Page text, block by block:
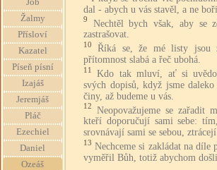
Jób
Žalmy
Přísloví
Kazatel
Píseň písní
Izajáš
Jeremjáš
Pláč
Ezechiel
Daniel
Ozeáš
dal - abych u vás stavěl, a ne
9
Nechtěl bych však, aby se
zastrašovat.
10
Říká se, že mé listy jsou
přítomnost slabá a řeč ubohá.
11
Kdo tak mluví, ať si
svých dopisů, když jsme
činy, až budeme u vás.
12
Neopovažujeme se zařadit
kteří doporučují sami sebe:
srovnávají sami se sebou,
13 Nechceme si zakládat na díle
vyměřil Bůh, totiž abychom došli